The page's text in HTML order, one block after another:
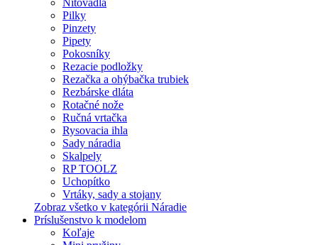
Nitovadlá
Pilky
Pinzety
Pipety
Pokosníky
Rezacie podložky
Rezačka a ohýbačka trubiek
Rezbárske dláta
Rotačné nože
Ručná vrtačka
Rysovacia ihla
Sady náradia
Skalpely
RP TOOLZ
Uchopítko
Vrtáky, sady a stojany
Zobraz všetko v kategórii Náradie
Príslušenstvo k modelom
Koľaje